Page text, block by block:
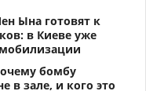
Ына готовят к
в Киеве уже
бомбу
в зале, и кого это